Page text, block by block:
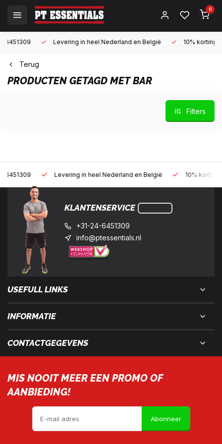
0
Levering in heel Nederland en België 10% korting met een
Terug
PRODUCTEN GETAGD MET BAR
Filters
Levering in heel Nederland en België 10% korting met een
KLANTENSERVICE
+31-24-6451309
info@ptessentials.nl
USEFULL LINKS
INFORMATIE
CONTACTGEGEVENS
MIS NOOIT MEER EEN PROMO OF
AANBIEDING!
Abonneer